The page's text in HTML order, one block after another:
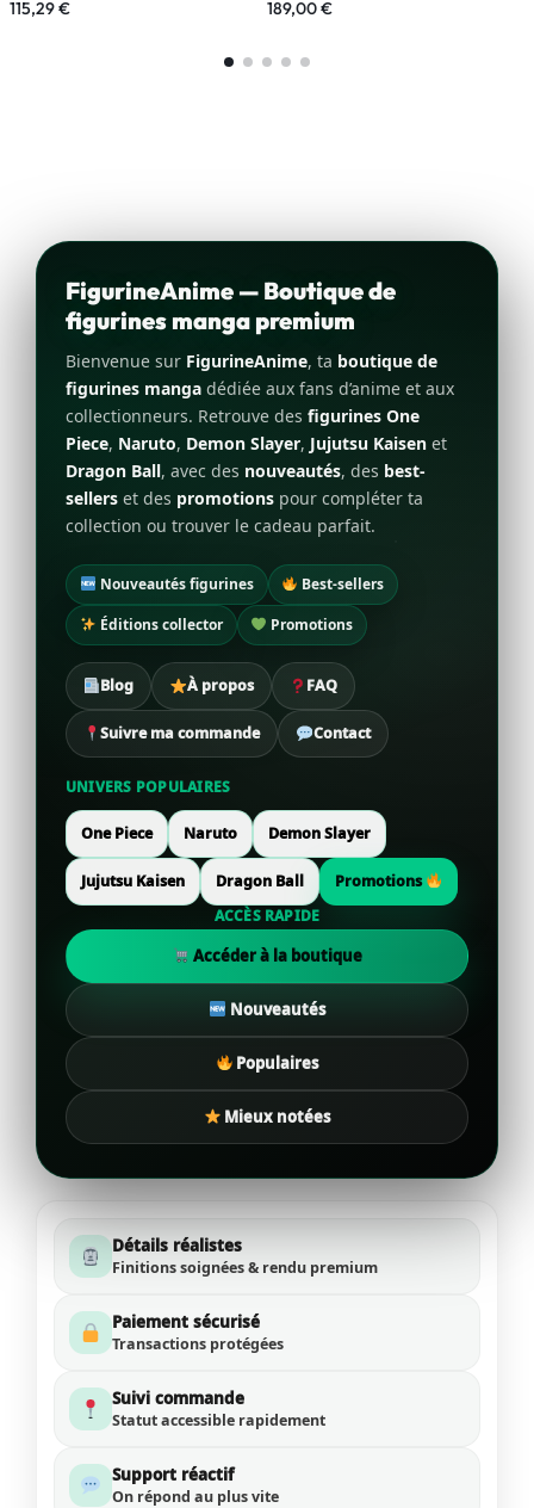
115,29€ 189,00€
FigurineAnime — Boutique de
figurines manga premium
Bienvenue sur FigurineAnime, ta boutique de
figurines manga dédiée aux fans d’anime et aux
collectionneurs. Retrouve des figurines One
Piece, Naruto, Demon Slayer, Jujutsu Kaisen et
Dragon Ball, avec des nouveautés, des best-
sellers et des promotions pour compléter ta
collection ou trouver le cadeau parfait.
Nouveautés figurines
Best-sellers
Éditions collector
Promotions
Blog À propos FAQ
Suivre ma commande Contact
UNIVERS POPULAIRES
One Piece Naruto Demon Slayer
Jujutsu Kaisen Dragon Ball
Promotions
ACCÈS RAPIDE
Accéder à la boutique
Nouveautés
Populaires
Mieux notées
Détails réalistes
Finitions soignées & rendu premium
Paiement sécurisé
Transactions protégées
Suivi commande
Statut accessible rapidement
Support réactif
On répond au plus vite